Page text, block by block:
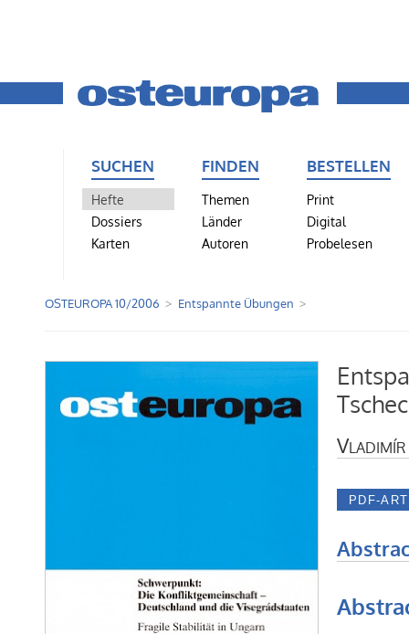
SUCHEN
Hefte
Dossiers
Karten
FINDEN
Themen
Länder
Autoren
BESTELLEN
Print
Digital
Probelesen
OSTEUROPA 10/2006 Entspannte Übungen